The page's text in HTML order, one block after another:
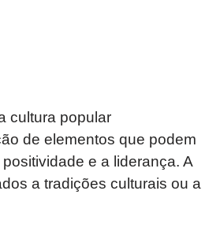
cultura popular
de elementos que podem
e a liderança. A
a tradições culturais ou a